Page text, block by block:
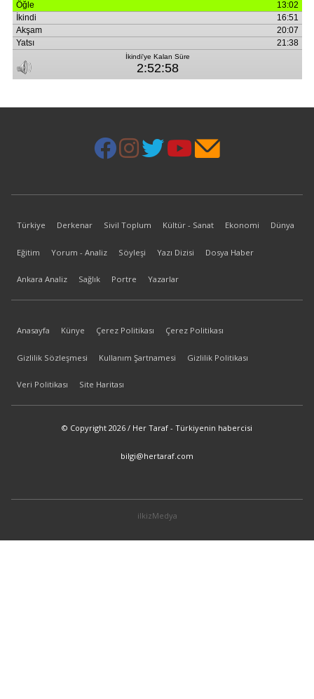
Türkiye Derkenar Sivil Toplum Kültür - Sanat Ekonomi Dünya
Eğitim Yorum - Analiz Söyleşi Yazı Dizisi Dosya Haber
Ankara Analiz Sağlık Portre Yazarlar
Anasayfa Künye Çerez Politikası Çerez Politikası
Gizlilik Sözleşmesi Kullanım Şartnamesi Gizlilik Politikası
Veri Politikası Site Haritası
© Copyright 2026 / Her Taraf - Türkiyenin habercisi
bilgi@hertaraf.com
ilkizMedya